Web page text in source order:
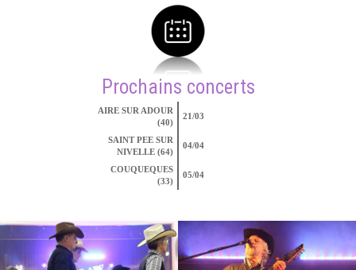
Prochains concerts
AIRE SUR ADOUR
(40)
21/03
SAINT PEE SUR
NIVELLE (64)
04/04
COUQUEQUES
(33)
05/04